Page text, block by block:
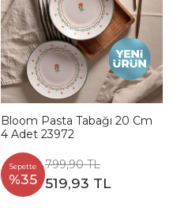
Bloom Pasta Tabağı 20 Cm
4 Adet 23972
Sepette
%35
799,90 TL
519,93 TL